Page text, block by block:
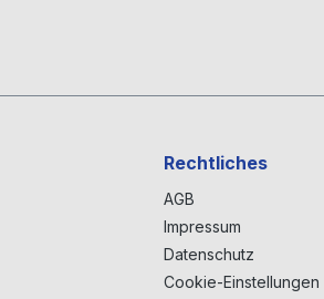
Rechtliches
AGB
Impressum
Datenschutz
Cookie-Einstellungen